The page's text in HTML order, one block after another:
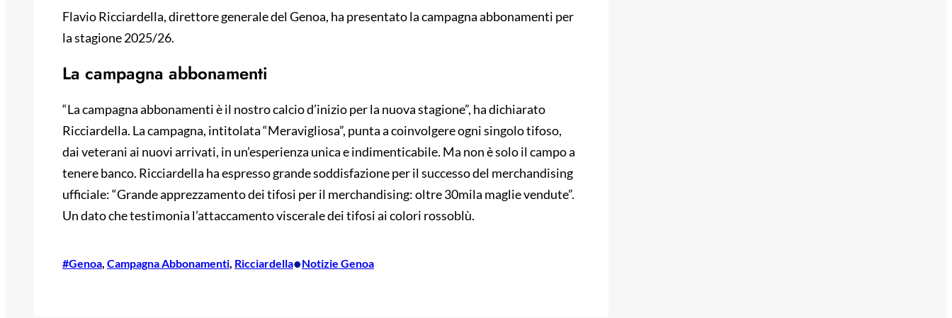
Flavio Ricciardella, direttore generale del Genoa, ha presentato la campagna abbonamenti per
la stagione 2025/26.
La campagna abbonamenti
“La campagna abbonamenti è il nostro calcio d’inizio per la nuova stagione”, ha dichiarato
Ricciardella. La campagna, intitolata “Meravigliosa”, punta a coinvolgere ogni singolo tifoso,
dai veterani ai nuovi arrivati, in un’esperienza unica e indimenticabile. Ma non è solo il campo a
tenere banco. Ricciardella ha espresso grande soddisfazione per il successo del merchandising
ufficiale: “Grande apprezzamento dei tifosi per il merchandising: oltre 30mila maglie vendute”.
Un dato che testimonia l’attaccamento viscerale dei tifosi ai colori rossoblù.
#Genoa, Campagna Abbonamenti, Ricciardella•Notizie Genoa